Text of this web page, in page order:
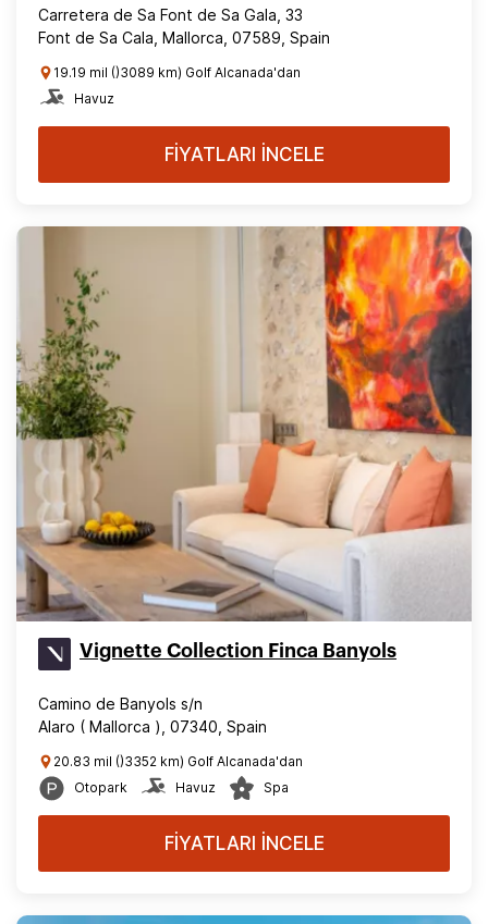
Carretera de Sa Font de Sa Gala, 33
Font de Sa Cala, Mallorca, 07589, Spain
19.19 mil ()3089 km) Golf Alcanada'dan
Havuz
FİYATLARI İNCELE
Vignette Collection Finca Banyols
Camino de Banyols s/n
Alaro ( Mallorca ), 07340, Spain
20.83 mil ()3352 km) Golf Alcanada'dan
Otopark
Havuz Spa
FİYATLARI İNCELE